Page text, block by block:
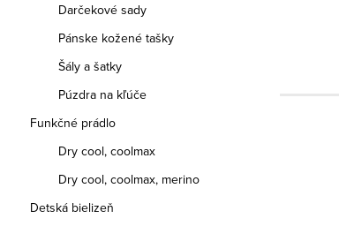
Darčekové sady
Pánske kožené tašky
Šály a šatky
Púzdra na kľúče
Funkčné prádlo
Dry cool, coolmax
Dry cool, coolmax, merino
Detská bielizeň